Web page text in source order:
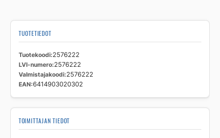
TUOTETIEDOT
Tuotekoodi 2576222
LVI-numero 2576222
Valmistajakoodi 2576222
EAN 6414903020302
TOIMITTAJAN TIEDOT